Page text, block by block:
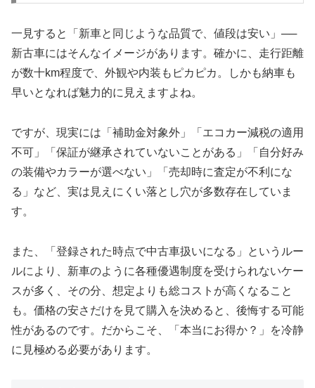
一見すると「新車と同じような品質で、値段は安い」──
新古車にはそんなイメージがあります。確かに、走行距離
が数十km程度で、外観や内装もピカピカ。しかも納車も
早いとなれば魅力的に見えますよね。
ですが、現実には「補助金対象外」「エコカー減税の適用
不可」「保証が継承されていないことがある」「自分好み
の装備やカラーが選べない」「売却時に査定が不利にな
る」など、実は見えにくい落とし穴が多数存在していま
す。
また、「登録された時点で中古車扱いになる」というルー
ルにより、新車のように各種優遇制度を受けられないケー
スが多く、その分、想定よりも総コストが高くなること
も。価格の安さだけを見て購入を決めると、後悔する可能
性があるのです。だからこそ、「本当にお得か？」を冷静
に見極める必要があります。